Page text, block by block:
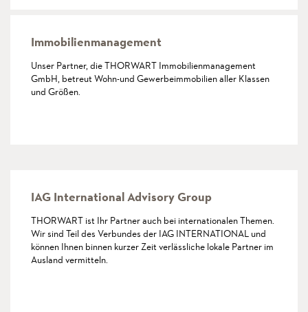
Immobilienmanagement
Unser Partner, die THORWART Immobilien­management
GmbH, betreut Wohn-und Gewerbeimmobilien aller Klassen
und Größen.
IAG International Advisory Group
THORWART ist Ihr Partner auch bei internationalen Themen.
Wir sind Teil des Verbundes der IAG INTERNATIONAL und
können Ihnen binnen kurzer Zeit verlässliche lokale Partner im
Ausland vermitteln.